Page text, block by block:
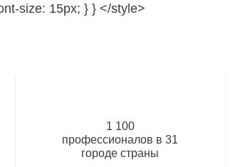
size: 15px; } } </style>
1 100
профессионалов в 31
городе страны